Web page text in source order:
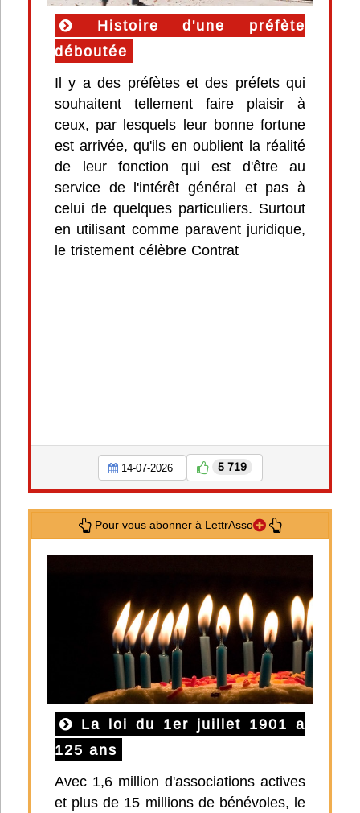
Histoire d'une préfète
déboutée
Il y a des préfètes et des préfets qui
souhaitent tellement faire plaisir à
ceux, par lesquels leur bonne fortune
est arrivée, qu'ils en oublient la réalité
de leur fonction qui est d'être au
service de l'intérêt général et pas à
celui de quelques particuliers. Surtout
en utilisant comme paravent juridique,
le tristement célèbre Contrat
14-07-2026 5 719
Pour vous abonner à LettrAsso
La loi du 1er juillet 1901 a
125 ans
Avec 1,6 million d'associations actives
et plus de 15 millions de bénévoles, le